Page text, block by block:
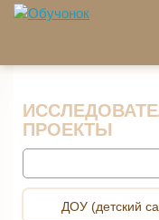
Перейти к основному
ПРОЕКТЫ
ДОУ (детский